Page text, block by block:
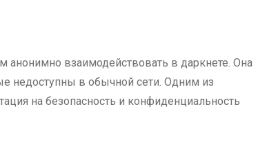
анонимно взаимодействовать в даркнете. Она
недоступны в обычной сети. Одним из
на безопасность и конфиденциальность